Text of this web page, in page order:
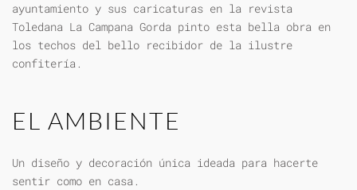
ayuntamiento y sus caricaturas en la revista
Toledana La Campana Gorda pinto esta bella obra en
los techos del bello recibidor de la ilustre
confitería.
EL AMBIENTE
Un diseño y decoración única ideada para hacerte
sentir como en casa.